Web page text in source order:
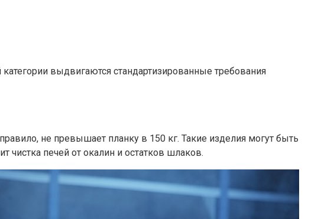
выдвигаются стандартизированные требования
не превышает планку в 150 кг. Такие изделия могут быть
чистка печей от окалин и остатков шлаков.